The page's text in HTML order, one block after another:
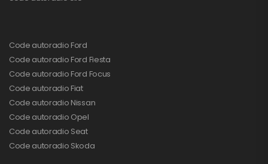
Code autoradio Ford
Code autoradio Ford Fiesta
Code autoradio Ford Focus
Code autoradio Fiat
Code autoradio Nissan
Code autoradio Opel
Code autoradio Seat
Code autoradio Skoda